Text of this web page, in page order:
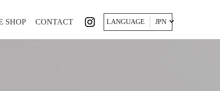
SHOP CONTACT LANGUAGE JPN